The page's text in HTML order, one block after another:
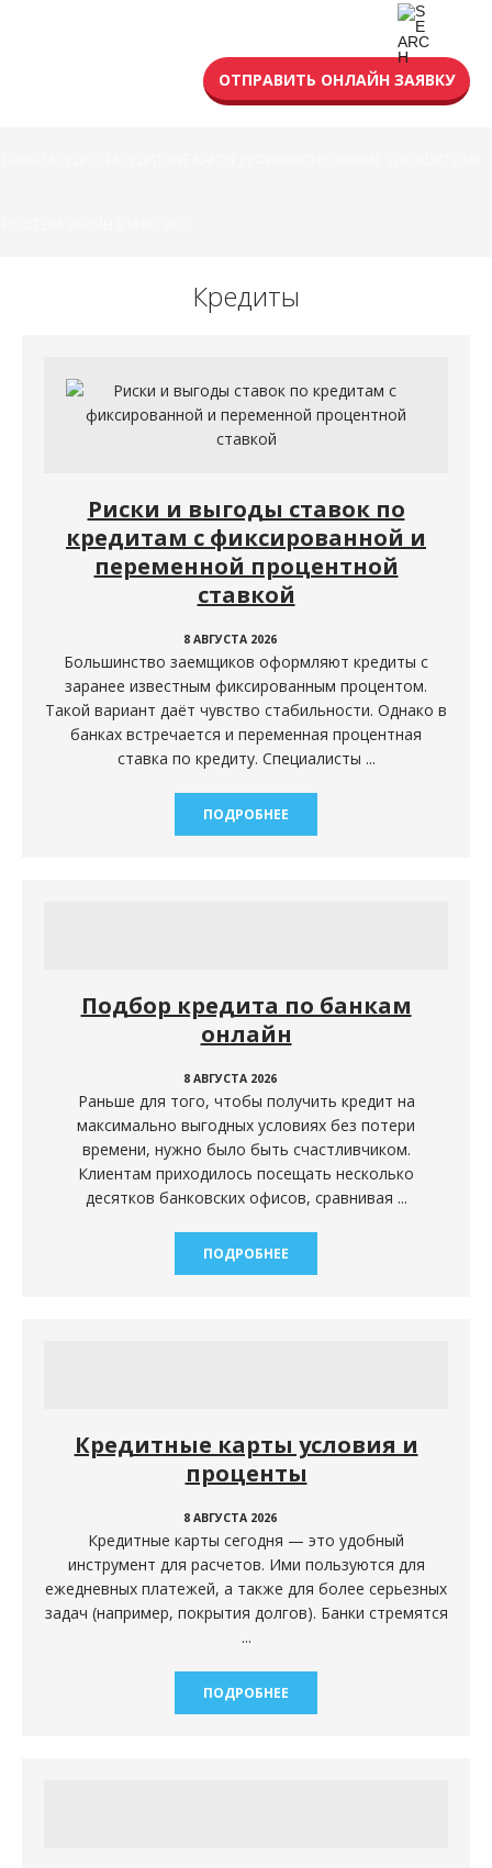
ОТПРАВИТЬ ОНЛАЙН ЗАЯВКУ
Кредиты
Риски и выгоды ставок по
кредитам с фиксированной и
переменной процентной
ставкой
8 АВГУСТА 2026
Большинство заемщиков оформляют кредиты с
заранее известным фиксированным процентом.
Такой вариант даёт чувство стабильности. Однако в
банках встречается и переменная процентная
ставка по кредиту. Специалисты ...
ПОДРОБНЕЕ
Подбор кредита по банкам
онлайн
8 АВГУСТА 2026
Раньше для того, чтобы получить кредит на
максимально выгодных условиях без потери
времени, нужно было быть счастливчиком.
Клиентам приходилось посещать несколько
десятков банковских офисов, сравнивая ...
ПОДРОБНЕЕ
Кредитные карты условия и
проценты
8 АВГУСТА 2026
Кредитные карты сегодня — это удобный
инструмент для расчетов. Ими пользуются для
ежедневных платежей, а также для более серьезных
задач (например, покрытия долгов). Банки стремятся
...
ПОДРОБНЕЕ